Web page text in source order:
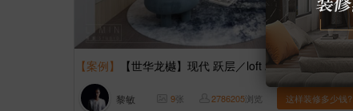
【案例】 【世华龙樾】现代 跃层／loft 283㎡
黎敏 9张 2786205浏览 这样装修多少钱?